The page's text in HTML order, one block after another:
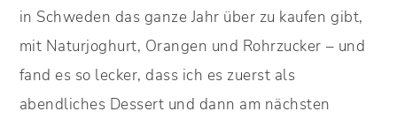
in Schweden das ganze Jahr über zu kaufen gibt,
mit Naturjoghurt, Orangen und Rohrzucker – und
fand es so lecker, dass ich es zuerst als
abendliches Dessert und dann am nächsten